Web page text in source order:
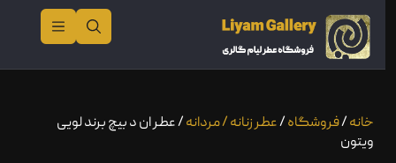
خانه/فروشگاه/عطر زنانه / مردانه/ عطر ان د بیچ برند لویی
ویتون